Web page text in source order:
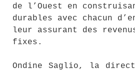
de l’Ouest en
durables avec chacun
leur assurant des
fixes.
Ondine Saglio, la